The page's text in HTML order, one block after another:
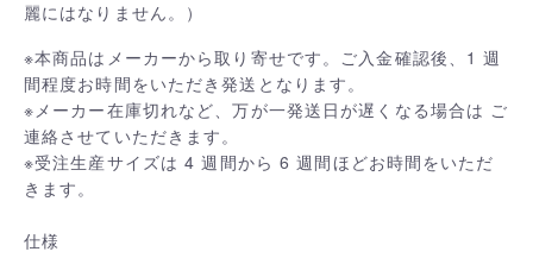
麗にはなりません。）
※本商品はメーカーから取り寄せです。ご入金確認後、1 週
間程度お時間をいただき発送となります。
※メーカー在庫切れなど、万が一発送日が遅くなる場合は ご
連絡させていただきます。
※受注生産サイズは 4 週間から 6 週間ほどお時間をいただ
きます。
仕様